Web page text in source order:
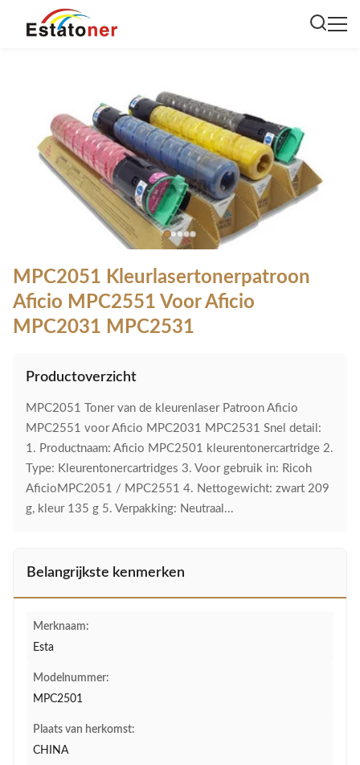
MPC2051 Kleurlasertonerpatroon
Aficio MPC2551 Voor Aficio
MPC2031 MPC2531
Productoverzicht
MPC2051 Toner van de kleurenlaser Patroon Aficio
MPC2551 voor Aficio MPC2031 MPC2531 Snel detail:
1. Productnaam: Aficio MPC2501 kleurentonercartridge 2.
Type: Kleurentonercartridges 3. Voor gebruik in: Ricoh
AficioMPC2051 / MPC2551 4. Nettogewicht: zwart 209
g, kleur 135 g 5. Verpakking: Neutraal...
Belangrijkste kenmerken
Merknaam:
Esta
Modelnummer:
MPC2501
Plaats van herkomst:
CHINA